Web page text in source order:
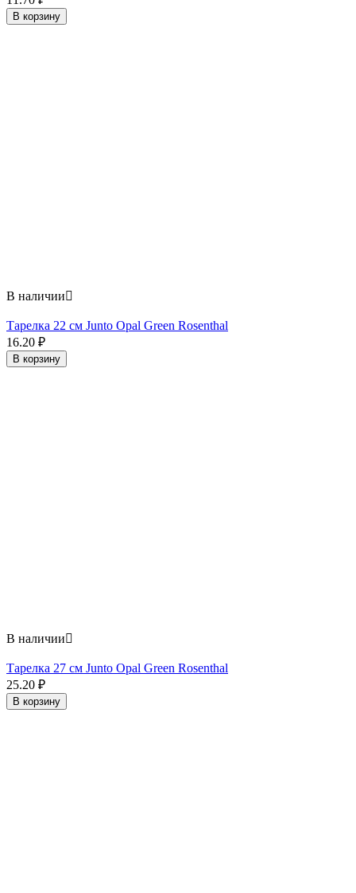
В корзину
В наличии
Тарелка 22 см Junto Opal Green Rosenthal
16.20 ₽
В корзину
В наличии
Тарелка 27 см Junto Opal Green Rosenthal
25.20 ₽
В корзину